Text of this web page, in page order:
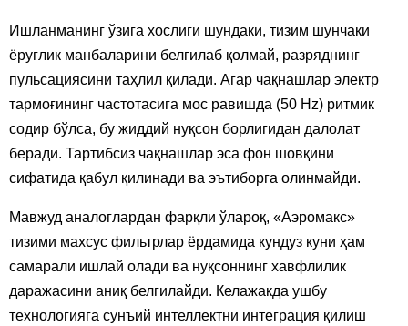
Ишланманинг ўзига хослиги шундаки, тизим шунчаки
ёруғлик манбаларини белгилаб қолмай, разряднинг
пульсациясини таҳлил қилади. Агар чақнашлар электр
тармоғининг частотасига мос равишда (50 Hz) ритмик
содир бўлса, бу жиддий нуқсон борлигидан далолат
беради. Тартибсиз чақнашлар эса фон шовқини
сифатида қабул қилинади ва эътиборга олинмайди.
Мавжуд аналоглардан фарқли ўлароқ, «Аэромакс»
тизими махсус фильтрлар ёрдамида кундуз куни ҳам
самарали ишлай олади ва нуқсоннинг хавфлилик
даражасини аниқ белгилайди. Келажакда ушбу
технологияга сунъий интеллектни интеграция қилиш